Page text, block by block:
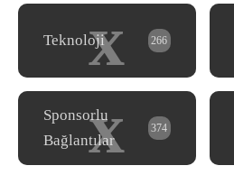
x
Teknoloji 266
x
Sponsorlu
Bağlantılar
374